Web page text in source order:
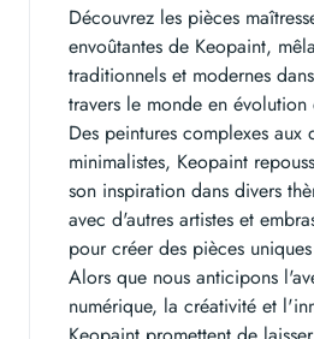
Découvrez les pièces
envoûtantes de Keopaint,
traditionnels et modernes
travers le monde en
Des peintures complexes aux
minimalistes, Keopaint
son inspiration dans divers
avec d'autres artistes et
pour créer des pièces
Alors que nous anticipons
numérique, la créativité et